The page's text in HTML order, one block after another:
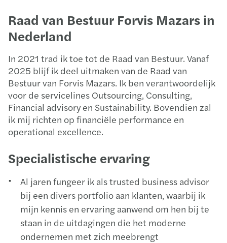
Raad van Bestuur Forvis Mazars in
Nederland
In 2021 trad ik toe tot de Raad van Bestuur. Vanaf
2025 blijf ik deel uitmaken van de Raad van
Bestuur van Forvis Mazars. Ik ben verantwoordelijk
voor de servicelines Outsourcing, Consulting,
Financial advisory en Sustainability. Bovendien zal
ik mij richten op financiële performance en
operational excellence.
Specialistische ervaring
Al jaren fungeer ik als trusted business advisor
bij een divers portfolio aan klanten, waarbij ik
mijn kennis en ervaring aanwend om hen bij te
staan in de uitdagingen die het moderne
ondernemen met zich meebrengt